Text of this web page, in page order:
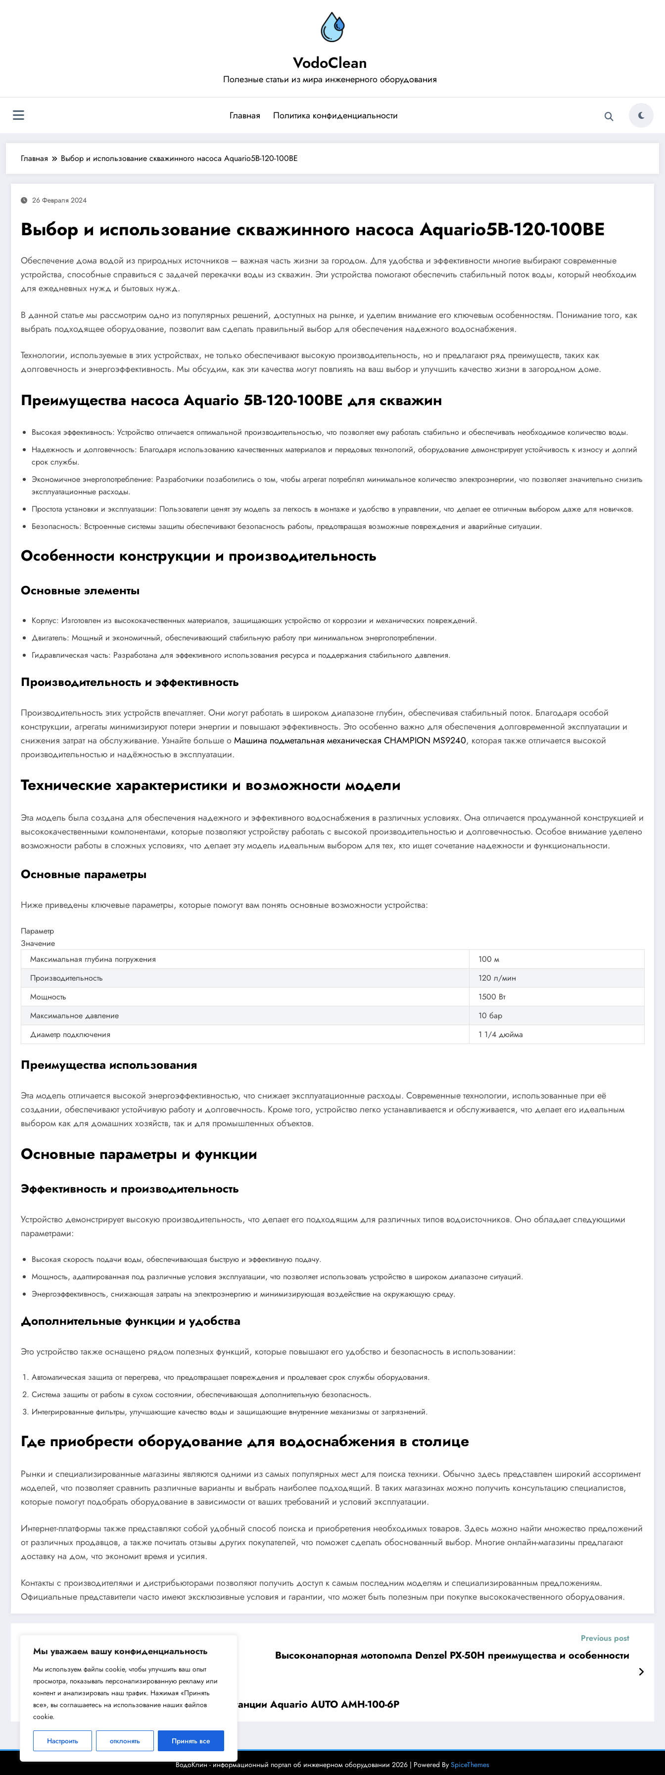
Мы уважаем вашу конфиденциальность
Мы используем файлы cookie, чтобы улучшить ваш опыт
просмотра, показывать персонализированную рекламу или
контент и анализировать наш трафик. Нажимая «Принять
все», вы соглашаетесь на использование наших файлов
cookie.
Настроить отклонять Принять все
VodoClean
Полезные статьи из мира инженерного оборудования
Главная Политика конфиденциальности
Главная Выбор и использование скважинного насоса Aquario5B-120-100BE
26 Февраля 2024
Выбор и использование скважинного насоса Aquario5B-120-100BE
Обеспечение дома водой из природных источников – важная часть жизни за городом. Для удобства и эффективности многие выбирают современные
устройства, способные справиться с задачей перекачки воды из скважин. Эти устройства помогают обеспечить стабильный поток воды, который необходим
для ежедневных нужд и бытовых нужд.
В данной статье мы рассмотрим одно из популярных решений, доступных на рынке, и уделим внимание его ключевым особенностям. Понимание того, как
выбрать подходящее оборудование, позволит вам сделать правильный выбор для обеспечения надежного водоснабжения.
Технологии, используемые в этих устройствах, не только обеспечивают высокую производительность, но и предлагают ряд преимуществ, таких как
долговечность и энергоэффективность. Мы обсудим, как эти качества могут повлиять на ваш выбор и улучшить качество жизни в загородном доме.
Преимущества насоса Aquario 5B-120-100BE для скважин
Высокая эффективность: Устройство отличается оптимальной производительностью, что позволяет ему работать стабильно и обеспечивать необходимое количество воды.
Надежность и долговечность: Благодаря использованию качественных материалов и передовых технологий, оборудование демонстрирует устойчивость к износу и долгий
срок службы.
Экономичное энергопотребление: Разработчики позаботились о том, чтобы агрегат потреблял минимальное количество электроэнергии, что позволяет значительно снизить
эксплуатационные расходы.
Простота установки и эксплуатации: Пользователи ценят эту модель за легкость в монтаже и удобство в управлении, что делает ее отличным выбором даже для новичков.
Безопасность: Встроенные системы защиты обеспечивают безопасность работы, предотвращая возможные повреждения и аварийные ситуации.
Особенности конструкции и производительность
Основные элементы
Корпус: Изготовлен из высококачественных материалов, защищающих устройство от коррозии и механических повреждений.
Двигатель: Мощный и экономичный, обеспечивающий стабильную работу при минимальном энергопотреблении.
Гидравлическая часть: Разработана для эффективного использования ресурса и поддержания стабильного давления.
Производительность и эффективность
Производительность этих устройств впечатляет. Они могут работать в широком диапазоне глубин, обеспечивая стабильный поток. Благодаря особой
конструкции, агрегаты минимизируют потери энергии и повышают эффективность. Это особенно важно для обеспечения долговременной эксплуатации и
снижения затрат на обслуживание. Узнайте больше оМашина подметальная механическая CHAMPION MS9240, которая также отличается высокой
производительностью и надёжностью в эксплуатации.
Технические характеристики и возможности модели
Эта модель была создана для обеспечения надежного и эффективного водоснабжения в различных условиях. Она отличается продуманной конструкцией и
высококачественными компонентами, которые позволяют устройству работать с высокой производительностью и долговечностью. Особое внимание уделено
возможности работы в сложных условиях, что делает эту модель идеальным выбором для тех, кто ищет сочетание надежности и функциональности.
Основные параметры
Ниже приведены ключевые параметры, которые помогут вам понять основные возможности устройства:
Параметр
Значение
Максимальная глубина погружения
100 м
Производительность
120 л/мин
Мощность
1500 Вт
Максимальное давление
10 бар
Диаметр подключения
1 1/4 дюйма
Преимущества использования
Эта модель отличается высокой энергоэффективностью, что снижает эксплуатационные расходы. Современные технологии, использованные при её
создании, обеспечивают устойчивую работу и долговечность. Кроме того, устройство легко устанавливается и обслуживается, что делает его идеальным
выбором как для домашних хозяйств, так и для промышленных объектов.
Основные параметры и функции
Эффективность и производительность
Устройство демонстрирует высокую производительность, что делает его подходящим для различных типов водоисточников. Оно обладает следующими
параметрами:
Высокая скорость подачи воды, обеспечивающая быструю и эффективную подачу.
Мощность, адаптированная под различные условия эксплуатации, что позволяет использовать устройство в широком диапазоне ситуаций.
Энергоэффективность, снижающая затраты на электроэнергию и минимизирующая воздействие на окружающую среду.
Дополнительные функции и удобства
Это устройство также оснащено рядом полезных функций, которые повышают его удобство и безопасность в использовании:
Автоматическая защита от перегрева, что предотвращает повреждения и продлевает срок службы оборудования.
Система защиты от работы в сухом состоянии, обеспечивающая дополнительную безопасность.
Интегрированные фильтры, улучшающие качество воды и защищающие внутренние механизмы от загрязнений.
Где приобрести оборудование для водоснабжения в столице
Рынки и специализированные магазины являются одними из самых популярных мест для поиска техники. Обычно здесь представлен широкий ассортимент
моделей, что позволяет сравнить различные варианты и выбрать наиболее подходящий. В таких магазинах можно получить консультацию специалистов,
которые помогут подобрать оборудование в зависимости от ваших требований и условий эксплуатации.
Интернет-платформы также представляют собой удобный способ поиска и приобретения необходимых товаров. Здесь можно найти множество предложений
от различных продавцов, а также почитать отзывы других покупателей, что поможет сделать обоснованный выбор. Многие онлайн-магазины предлагают
доставку на дом, что экономит время и усилия.
Контакты с производителями и дистрибьюторами позволяют получить доступ к самым последним моделям и специализированным предложениям.
Официальные представители часто имеют эксклюзивные условия и гарантии, что может быть полезным при покупке высококачественного оборудования.
Previous post
Высоконапорная мотопомпа Denzel PX-50H преимущества и особенности
Next post
Преимущества и особенности насосной станции Aquario AUTO AMH-100-6P
ВодоКлин - информационный портал об инженерном оборудовании 2026 | Powered By SpiceThemes